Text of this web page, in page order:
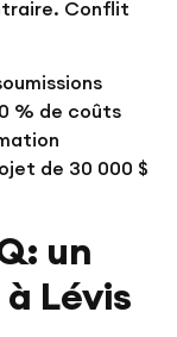
Conflit
% de coûts
de 30 000 $
un
Lévis